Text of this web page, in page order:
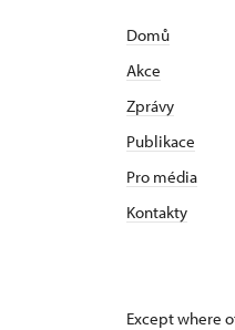
Domů
Akce
Zprávy
Publikace
Pro média
Kontakty
Except where